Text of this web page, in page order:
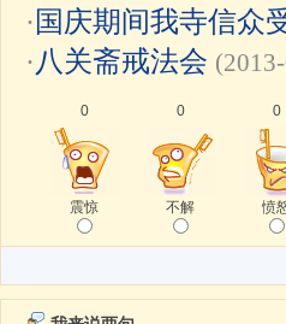
·国庆期间我寺信众
·八关斋戒法会
0
震惊
0
不解
0
愤